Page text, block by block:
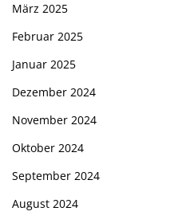
März 2025
Februar 2025
Januar 2025
Dezember 2024
November 2024
Oktober 2024
September 2024
August 2024